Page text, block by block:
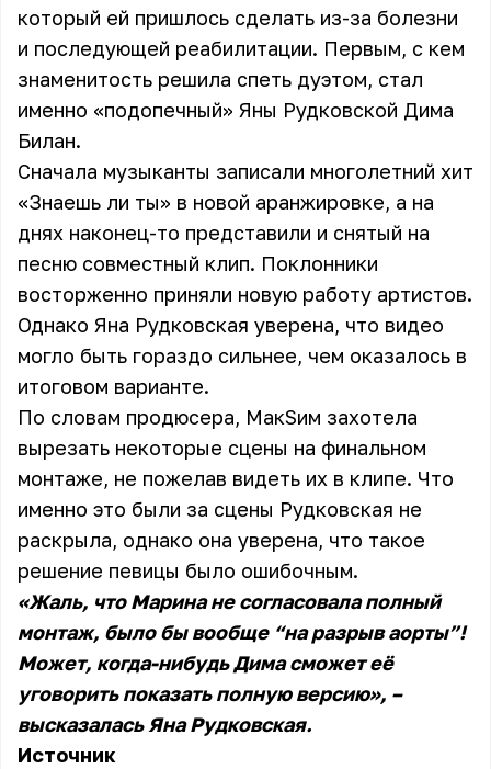
который ей пришлось сделать из-за болезни
и последующей реабилитации. Первым, с кем
знаменитость решила спеть дуэтом, стал
именно «подопечный» Яны Рудковской Дима
Билан.
Сначала музыканты записали многолетний хит
«Знаешь ли ты» в новой аранжировке, а на
днях наконец-то представили и снятый на
песню совместный клип. Поклонники
восторженно приняли новую работу артистов.
Однако Яна Рудковская уверена, что видео
могло быть гораздо сильнее, чем оказалось в
итоговом варианте.
По словам продюсера, МакSим захотела
вырезать некоторые сцены на финальном
монтаже, не пожелав видеть их в клипе. Что
именно это были за сцены Рудковская не
раскрыла, однако она уверена, что такое
решение певицы было ошибочным.
«Жаль, что Марина не согласовала полный
монтаж, было бы вообще “на разрыв аорты”!
Может, когда-нибудь Дима сможет её
уговорить показать полную версию», –
высказалась Яна Рудковская.
Источник